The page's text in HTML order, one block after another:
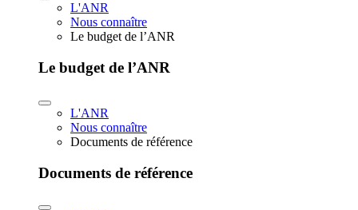
L'ANR
Nous connaître
Le budget de l’ANR
Le budget de l’ANR
L'ANR
Nous connaître
Documents de référence
Documents de référence